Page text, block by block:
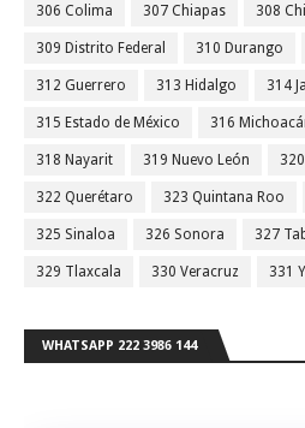
306 Colima 307 Chiapas 308
309 Distrito Federal 310 Durango
312 Guerrero 313 Hidalgo 314
315 Estado de México 316
318 Nayarit 319 Nuevo León
322 Querétaro 323 Quintana Roo
325 Sinaloa 326 Sonora 327
329 Tlaxcala 330 Veracruz 331
WHATSAPP 222 3986 144